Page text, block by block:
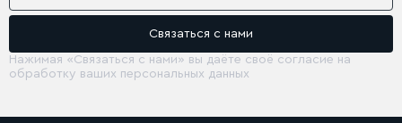
Нажимая «Связаться с нами» вы даёте своё согласие на
обработку ваших персональных данных